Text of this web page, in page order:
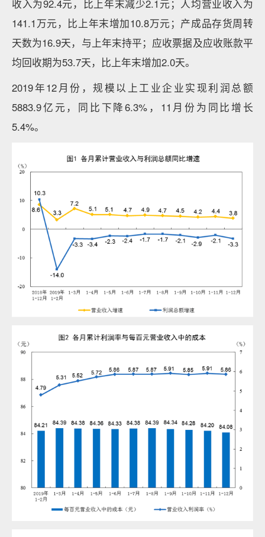
收入为92.4元，比上年末减少2.1元；人均营业收入为
141.1万元，比上年末增加10.8万元；产成品存货周转
天数为16.9天，与上年末持平；应收票据及应收账款平
均回收期为53.7天，比上年末增加2.0天。
2019年12月份，规模以上工业企业实现利润总额
5883.9亿元，同比下降6.3%，11月份为同比增长
5.4%。